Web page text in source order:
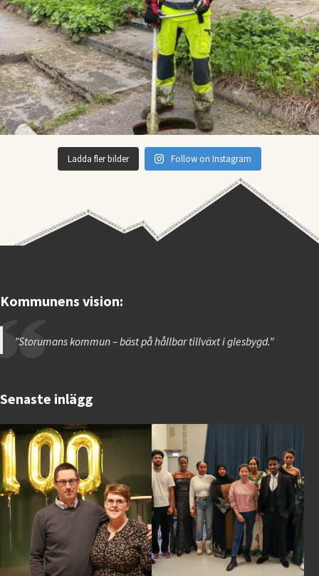
Ladda fler bilder Follow on Instagram
Kommunens vision:
”Storumans kommun – bäst på hållbar tillväxt i glesbygd.”
Senaste inlägg